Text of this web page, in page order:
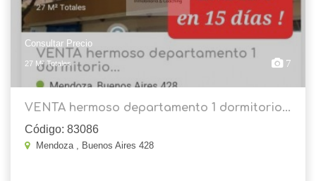
Consultar Precio
27 M² Totales 7
VENTA hermoso departamento 1 dormitorio...
Código: 83086
Mendoza , Buenos Aires 428